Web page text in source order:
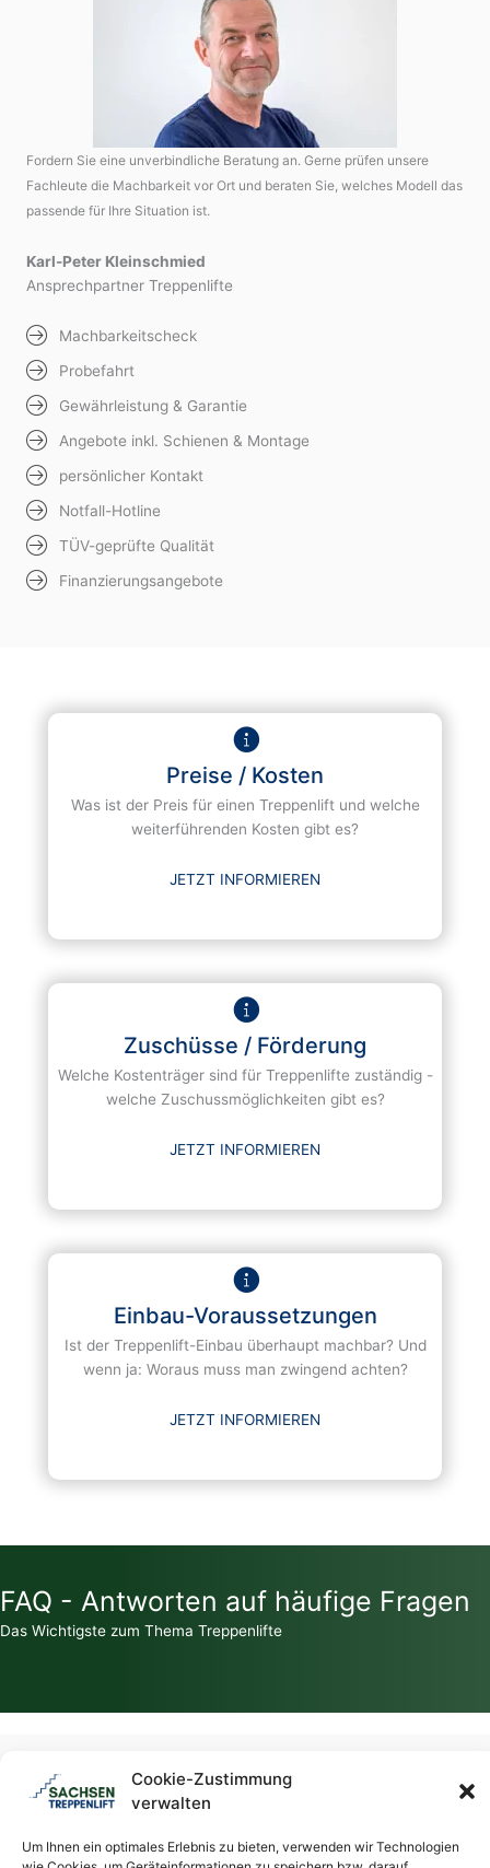
Cookie-Zustimmung
verwalten
Um Ihnen ein optimales Erlebnis zu bieten, verwenden wir Technologien
Fordern Sie eine unverbindliche Beratung an. Gerne prüfen unsere
Fachleute die Machbarkeit vor Ort und beraten Sie, welches Modell das
passende für Ihre Situation ist.
Karl-Peter Kleinschmied
Ansprechpartner Treppenlifte
Machbarkeitscheck
Probefahrt
Gewährleistung & Garantie
Angebote inkl. Schienen & Montage
persönlicher Kontakt
Notfall-Hotline
TÜV-geprüfte Qualität
Finanzierungsangebote
Preise / Kosten
Was ist der Preis für einen Treppenlift und welche
weiterführenden Kosten gibt es?
JETZT INFORMIEREN
Zuschüsse / Förderung
Welche Kostenträger sind für Treppenlifte zuständig -
welche Zuschussmöglichkeiten gibt es?
JETZT INFORMIEREN
Einbau-Voraussetzungen
Ist der Treppenlift-Einbau überhaupt machbar? Und
wenn ja: Woraus muss man zwingend achten?
JETZT INFORMIEREN
FAQ - Antworten auf häufige Fragen
Das Wichtigste zum Thema Treppenlifte